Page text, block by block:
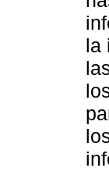
la